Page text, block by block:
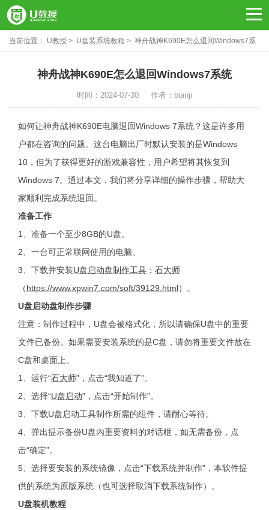
当前位置： U教授 U盘装系统教程 神舟战神K690E怎么退回Windows7系
神舟战神K690E怎么退回Windows7系统
时间：2024-07-30 作者：bianji
如何让神舟战神K690E电脑退回Windows 7系统？这是许多用
户都在咨询的问题。这台电脑出厂时默认安装的是Windows
10，但为了获得更好的游戏兼容性，用户希望将其恢复到
Windows 7。通过本文，我们将分享详细的操作步骤，帮助大
家顺利完成系统退回。
准备工作
1、准备一个至少8GB的U盘。
2、一台可正常联网使用的电脑。
3、下载并安装U盘启动盘制作工具 ： 石大师
（https://www.xpwin7.com/soft/39129.html）。
U盘启动盘制作步骤
注意：制作过程中，U盘会被格式化，所以请确保U盘中的重要
文件已备份。如果需要安装系统的是C盘，请勿将重要文件放在
C盘和桌面上。
1、运行“石大师”，点击“我知道了”。
2、选择“U盘启动”，点击“开始制作”。
3、下载U盘启动工具制作所需的组件，请耐心等待。
4、弹出提示备份U盘内重要资料的对话框，如无需备份，点
击“确定”。
5、选择要安装的系统镜像，点击“下载系统并制作”，本软件提
供的系统为原版系统（也可选择取消下载系统制作）。
U盘装机教程